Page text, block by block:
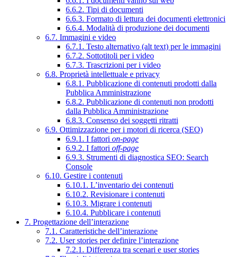
6.6.2. Tipi di documenti
6.6.3. Formato di lettura dei documenti elettronici
6.6.4. Modalità di produzione dei documenti
6.7. Immagini e video
6.7.1. Testo alternativo (alt text) per le immagini
6.7.2. Sottotitoli per i video
6.7.3. Trascrizioni per i video
6.8. Proprietà intellettuale e privacy
6.8.1. Pubblicazione di contenuti prodotti dalla
Pubblica Amministrazione
6.8.2. Pubblicazione di contenuti non prodotti
dalla Pubblica Amministrazione
6.8.3. Consenso dei soggetti ritratti
6.9. Ottimizzazione per i motori di ricerca (SEO)
6.9.1. I fattori on-page
6.9.2. I fattori off-page
6.9.3. Strumenti di diagnostica SEO: Search
Console
6.10. Gestire i contenuti
6.10.1. L’inventario dei contenuti
6.10.2. Revisionare i contenuti
6.10.3. Migrare i contenuti
6.10.4. Pubblicare i contenuti
7. Progettazione dell’interazione
7.1. Caratteristiche dell’interazione
7.2. User stories per definire l’interazione
7.2.1. Differenza tra scenari e user stories